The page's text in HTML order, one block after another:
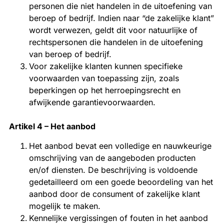
personen die niet handelen in de uitoefening van
beroep of bedrijf. Indien naar “de zakelijke klant”
wordt verwezen, geldt dit voor natuurlijke of
rechtspersonen die handelen in de uitoefening
van beroep of bedrijf.
Voor zakelijke klanten kunnen specifieke
voorwaarden van toepassing zijn, zoals
beperkingen op het herroepingsrecht en
afwijkende garantievoorwaarden.
Artikel 4 – Het aanbod
Het aanbod bevat een volledige en nauwkeurige
omschrijving van de aangeboden producten
en/of diensten. De beschrijving is voldoende
gedetailleerd om een goede beoordeling van het
aanbod door de consument of zakelijke klant
mogelijk te maken.
Kennelijke vergissingen of fouten in het aanbod